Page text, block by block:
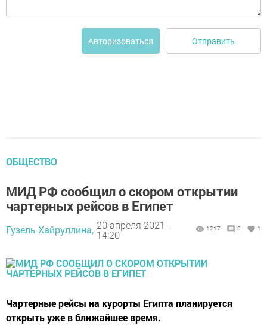
Авторизоваться Отправить
ОБЩЕСТВО
МИД РФ сообщил о скором открытии
чартерных рейсов в Египет
Гузель Хайруллина, 20 апреля 2021 -
14:20
1217 0 1
Чартерные рейсы на курорты Египта планируется
открыть уже в ближайшее время.